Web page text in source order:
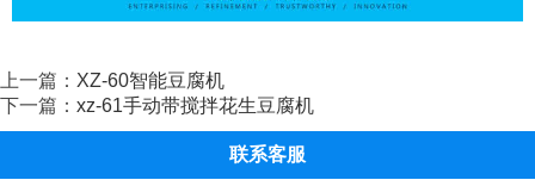
上一篇： XZ-60智能豆腐机
下一篇： xz-61手动带搅拌花生豆腐机
联系客服